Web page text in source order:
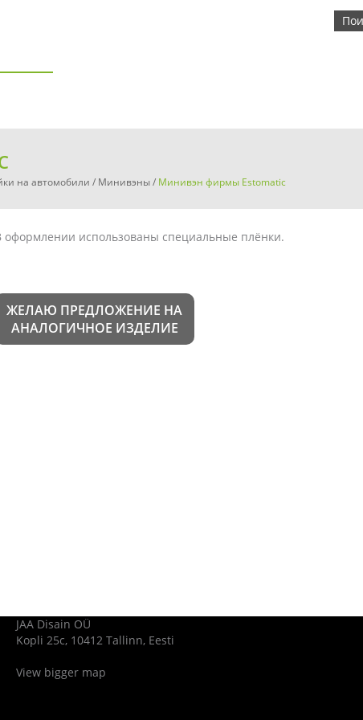
на автомобили / Минивэны/ Минивэн фирмы Estomatic
оформлении использованы специальные плёнки.
ЖЕЛАЮ ПРЕДЛОЖЕНИЕ НА
АНАЛОГИЧНОЕ ИЗДЕЛИЕ
JAA Disain OÜ
Kopli 25c, 10412 Tallinn, Eesti
View bigger map